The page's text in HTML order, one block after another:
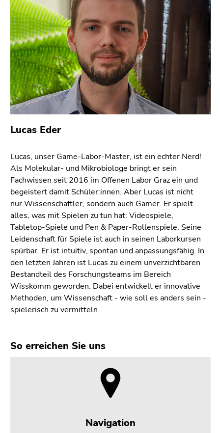
Lucas Eder
Lucas, unser Game-Labor-Master, ist ein echter Nerd!
Als Molekular- und Mikrobiologe bringt er sein
Fachwissen seit 2016 im Offenen Labor Graz ein und
begeistert damit Schüler:innen. Aber Lucas ist nicht
nur Wissenschaftler, sondern auch Gamer. Er spielt
alles, was mit Spielen zu tun hat: Videospiele,
Tabletop-Spiele und Pen & Paper-Rollenspiele. Seine
Leidenschaft für Spiele ist auch in seinen Laborkursen
spürbar. Er ist intuitiv, spontan und anpassungsfähig. In
den letzten Jahren ist Lucas zu einem unverzichtbaren
Bestandteil des Forschungsteams im Bereich
Wisskomm geworden. Dabei entwickelt er innovative
Methoden, um Wissenschaft - wie soll es anders sein -
spielerisch zu vermitteln.
So erreichen Sie uns
Navigation